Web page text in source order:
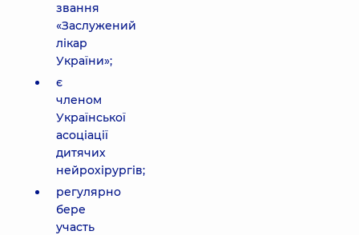
звання
«Заслужений
лікар
України»;
є
членом
Української
асоціації
дитячих
нейрохірургів;
регулярно
бере
участь